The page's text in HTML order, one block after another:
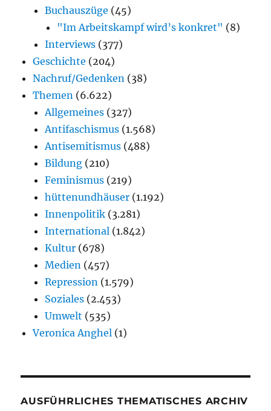
Buchauszüge (45)
"Im Arbeitskampf wird’s konkret" (8)
Interviews (377)
Geschichte (204)
Nachruf/Gedenken (38)
Themen (6.622)
Allgemeines (327)
Antifaschismus (1.568)
Antisemitismus (488)
Bildung (210)
Feminismus (219)
hüttenundhäuser (1.192)
Innenpolitik (3.281)
International (1.842)
Kultur (678)
Medien (457)
Repression (1.579)
Soziales (2.453)
Umwelt (535)
Veronica Anghel (1)
AUSFÜHRLICHES THEMATISCHES ARCHIV